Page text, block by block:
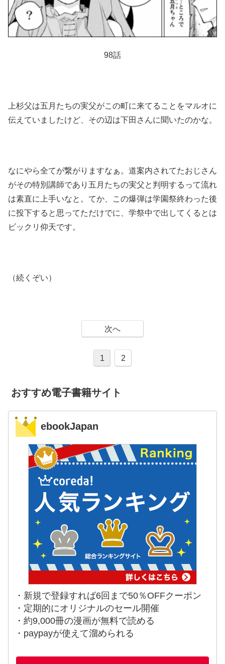
98話
上杉父は五月たちの実父がこの町に来てることをマルオに
伝えていましたけど、その辺は下田さんに聞いたのかな。
なにやら全てが繋がりますなぁ。道案内されてたおじさん
がその特別講師であり五月たちの実父と判明するって流れ
は素直に上手いなと。てか、この爆弾は学園祭終わった後
に投下すると思ってただけでに、学祭中で出してくるとは
ビックリ仰天です。
（続くぞい）
次へ
1 2
おすすめ電子書籍サイト
ebookJapan
・新規で登録すれば6回まで50％OFFクーポン
・定期的にオリジナルのセール開催
・約9,000冊の漫画が無料で読める
・paypayが使えて溜められる